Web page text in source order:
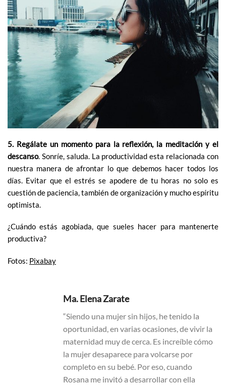
5. Regálate un momento para la reflexión, la meditación y el
descanso. Sonríe, saluda. La productividad esta relacionada con
nuestra manera de afrontar lo que debemos hacer todos los
días. Evitar que el estrés se apodere de tu horas no solo es
cuestión de paciencia, también de organización y mucho espíritu
optimista.
¿Cuándo estás agobiada, que sueles hacer para mantenerte
productiva?
Fotos: Pixabay
Ma. Elena Zarate
“Siendo una mujer sin hijos, he tenido la
oportunidad, en varias ocasiones, de vivir la
maternidad muy de cerca. Es increíble cómo
la mujer desaparece para volcarse por
completo en su bebé. Por eso, cuando
Rosana me invitó a desarrollar con ella